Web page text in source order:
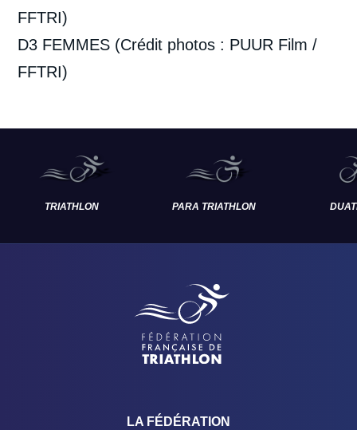
FFTRI)
D3 FEMMES (Crédit photos : PUUR Film /
FFTRI)
TRIATHLON PARA TRIATHLON
LA FÉDÉRATION